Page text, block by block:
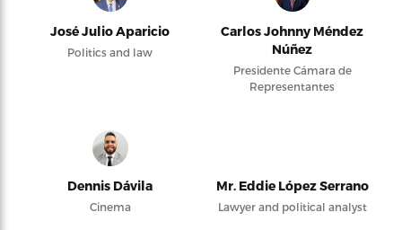
José Julio Aparicio
Politics and law
Carlos Johnny Méndez
Núñez
Presidente Cámara de
Representantes
Dennis Dávila
Cinema
Mr. Eddie López Serrano
Lawyer and political analyst